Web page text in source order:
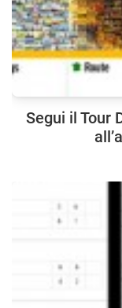
Segui il Tour